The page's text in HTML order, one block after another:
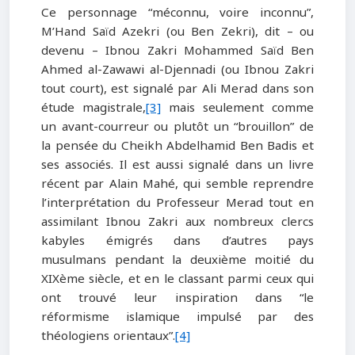
Ce personnage “méconnu, voire inconnu”,
M’Hand Saïd Azekri (ou Ben Zekri), dit – ou
devenu – Ibnou Zakri Mohammed Saïd Ben
Ahmed al-Zawawi al-Djennadi (ou Ibnou Zakri
tout court), est signalé par Ali Merad dans son
étude magistrale,[3] mais seulement comme
un avant-courreur ou plutôt un “brouillon” de
la pensée du Cheikh Abdelhamid Ben Badis et
ses associés. Il est aussi signalé dans un livre
récent par Alain Mahé, qui semble reprendre
l’interprétation du Professeur Merad tout en
assimilant Ibnou Zakri aux nombreux clercs
kabyles émigrés dans d’autres pays
musulmans pendant la deuxième moitié du
XIXème siècle, et en le classant parmi ceux qui
ont trouvé leur inspiration dans “le
réformisme islamique impulsé par des
théologiens orientaux”.[4]